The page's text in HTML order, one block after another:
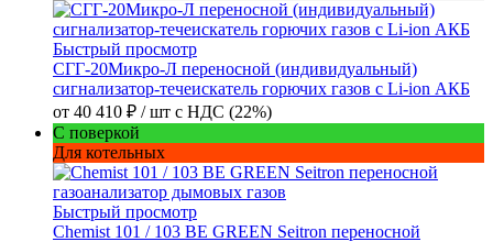
Быстрый просмотр
СГГ-20Микро-Л переносной (индивидуальный)
сигнализатор-течеискатель горючих газов с Li-ion АКБ
от 40 410 ₽ / шт с НДС (22%)
С поверкой
Для котельных
Быстрый просмотр
Chemist 101 / 103 BE GREEN Seitron переносной